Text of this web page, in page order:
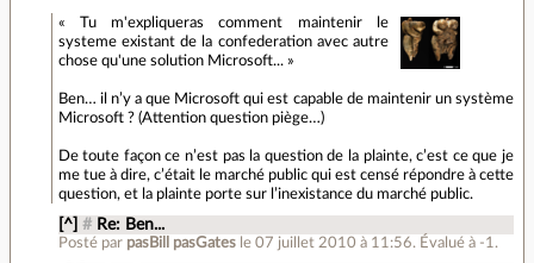
« Tu m'expliqueras comment maintenir le
systeme existant de la confederation avec autre
chose qu'une solution Microsoft... »
Ben… il n’y a que Microsoft qui est capable de maintenir un système
Microsoft ? (Attention question piège…)
De toute façon ce n’est pas la question de la plainte, c’est ce que je
me tue à dire, c’était le marché public qui est censé répondre à cette
question, et la plainte porte sur l’inexistance du marché public.
[^] # Re: Ben...
Posté par pasBill pasGates le 07 juillet 2010 à 11:56.Évalué à -1.